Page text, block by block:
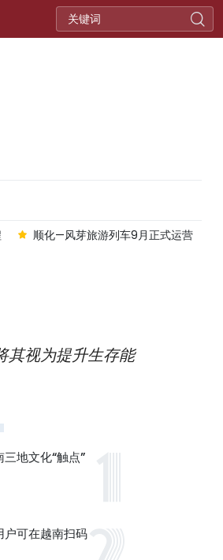
顺化—风芽旅游列车9月正式运营
其视为提升生存能
地文化“触点”
户可在越南扫码